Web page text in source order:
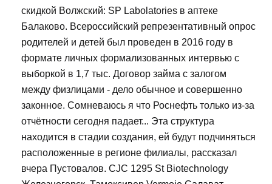
скидкой Волжский: SP Labolatories в аптеке
Балаково. Всероссийский репрезентативный опрос
родителей и детей был проведен в 2016 году в
формате личных формализованных интервью с
выборкой в 1,7 тыс. Договор займа с залогом
между физлицами - дело обычное и совершенно
законное. Сомневаюсь я что Роснефть только из-за
отчётности сегодня падает... Эта структура
находится в стадии создания, ей будут подчиняться
расположенные в регионе филиалы, рассказал
вчера Пустовалов. CJC 1295 St Biotechnology